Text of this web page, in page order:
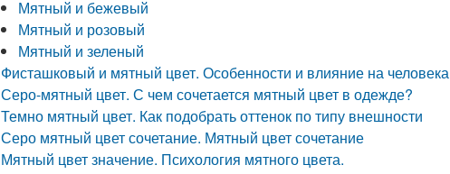
Мятный и бежевый
Мятный и розовый
Мятный и зеленый
Фисташковый и мятный цвет. Особенности и влияние на человека
Серо-мятный цвет. С чем сочетается мятный цвет в одежде?
Темно мятный цвет. Как подобрать оттенок по типу внешности
Серо мятный цвет сочетание. Мятный цвет сочетание
Мятный цвет значение. Психология мятного цвета.